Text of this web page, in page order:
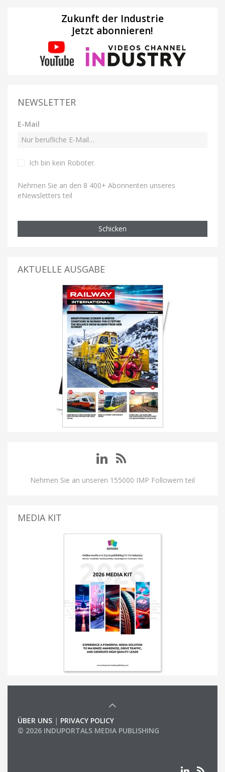
Zukunft der Industrie
Jetzt abonnieren!
NEWSLETTER
E-Mail
Ich bin kein Roboter.
Nehmen Sie an den 8 400+ Abonnenten unseres
eNewsletters teil
Schicken
AKTUELLE AUSGABE
Nehmen Sie an unseren 155000 IMP Followern teil
MEDIA KIT
ÜBER UNS | PRIVACY POLICY
© 2026 INDUPORTALS MEDIA PUBLISHING